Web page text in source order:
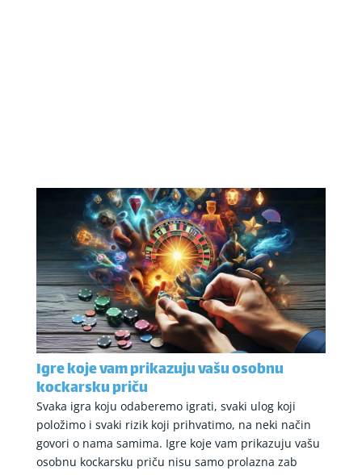
Igre koje vam prikazuju vašu osobnu
kockarsku priču
Svaka igra koju odaberemo igrati, svaki ulog koji
položimo i svaki rizik koji prihvatimo, na neki način
govori o nama samima. Igre koje vam prikazuju vašu
osobnu kockarsku priču nisu samo prolazna zab